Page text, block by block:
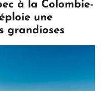
à la Colombie-
une
grandioses